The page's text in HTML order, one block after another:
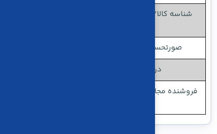
شناسه کالا/خدمت باید از بانک اطلاعاتی سازمان امور
صورتحساب‌ برای ثبت فروش از نوع اصلی است
درج اطلاعات خریدار الزامی نیست.
فروشنده مجاز است تنها یک ردیف شناسه کالا/خدمت را